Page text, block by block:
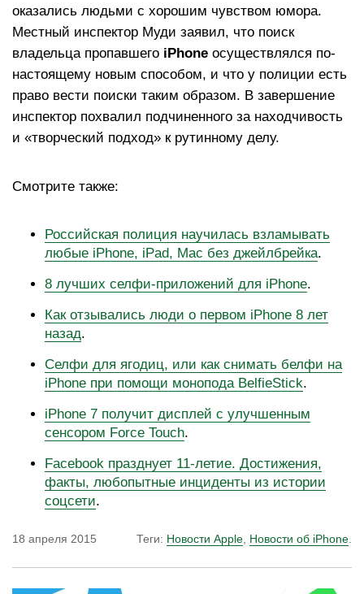
оказались людьми с хорошим чувством юмора.
Местный инспектор Муди заявил, что поиск
владельца пропавшего iPhone осуществлялся по-
настоящему новым способом, и что у полиции есть
право вести поиски таким образом. В завершение
инспектор похвалил подчиненного за находчивость
и «творческий подход» к рутинному делу.
Смотрите также:
Российская полиция научилась взламывать
любые iPhone, iPad, Mac без джейлбрейка.
8 лучших селфи-приложений для iPhone.
Как отзывались люди о первом iPhone 8 лет
назад.
Селфи для ягодиц, или как снимать белфи на
iPhone при помощи монопода BelfieStick.
iPhone 7 получит дисплей с улучшенным
сенсором Force Touch.
Facebook празднует 11-летие. Достижения,
факты, любопытные инциденты из истории
соцсети.
18 апреля 2015 Теги: Новости Apple Новости об iPhone